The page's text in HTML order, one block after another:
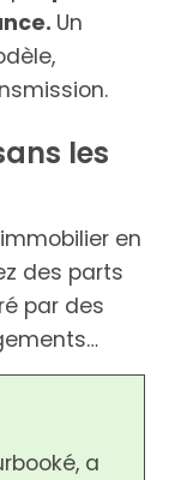
Un
les
en
des parts
par des
a